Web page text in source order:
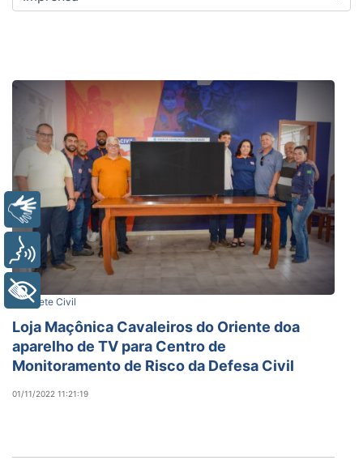
Gabinete Civil
Loja Maçônica Cavaleiros do Oriente doa
aparelho de TV para Centro de
Monitoramento de Risco da Defesa Civil
01/11/2022 11:21:19
Libras
Voz